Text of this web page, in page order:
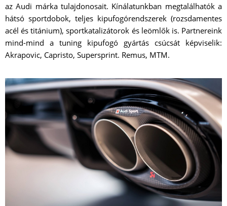
az Audi márka tulajdonosait. Kínálatunkban megtalálhatók a
hátsó sportdobok, teljes kipufogórendszerek (rozsdamentes
acél és titánium), sportkatalizátorok és leömlők is. Partnereink
mind-mind a tuning kipufogó gyártás csúcsát képviselik:
Akrapovic, Capristo, Supersprint. Remus, MTM.